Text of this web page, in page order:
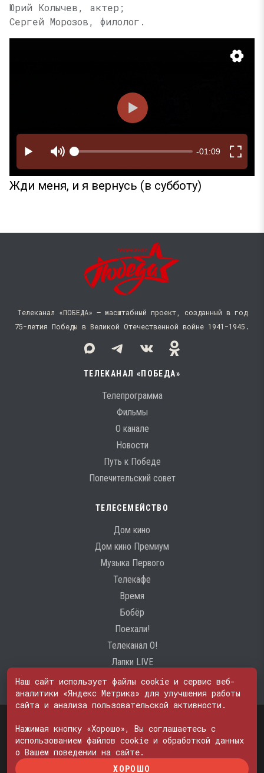
Юрий Колычев, актер;
Сергей Морозов, филолог.
Жди меня, и я вернусь (в субботу)
Телеканал «ПОБЕДА» — масштабный проект, созданный в год
75-летия Победы в Великой Отечественной войне 1941−1945.
ТЕЛЕКАНАЛ «ПОБЕДА»
Телепрограмма
Фильмы
О канале
Новости
Путь к Победе
Попечительский совет
ТЕЛЕСЕМЕЙСТВО
Дом кино
Дом кино Премиум
Музыка Первого
Телекафе
Время
Бобёр
Поехали!
Телеканал О!
Лапки LIVE
№ ФС 77 - 74600
© 2000—2026. Редакция телеканала «ПОБЕДА». Все права на любые
материалы, опубликованные на сайте, защищены. Любое
использование материалов возможно только с согласия Редакции
Наш сайт использует файлы cookie и сервис веб-
аналитики «Яндекс Метрика» для улучшения работы
сайта и анализа пользовательской активности.
Нажимая кнопку «Хорошо», Вы соглашаетесь с
использованием файлов cookie и обработкой данных
о Вашем поведении на сайте.
ХОРОШО